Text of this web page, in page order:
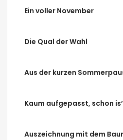
Ein voller November
Die Qual der Wahl
Aus der kurzen
Kaum aufgepasst, schon
Auszeichnung mit dem